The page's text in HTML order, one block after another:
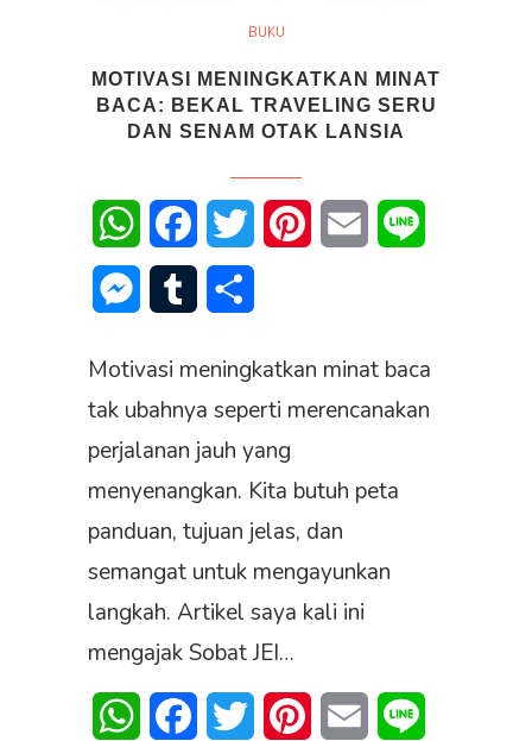
BUKU
MOTIVASI MENINGKATKAN MINAT
BACA: BEKAL TRAVELING SERU
DAN SENAM OTAK LANSIA
WhatsAppFacebookTwitter PinterestEmail
Messenger
Tumblr
Motivasi meningkatkan minat baca
tak ubahnya seperti merencanakan
perjalanan jauh yang
menyenangkan. Kita butuh peta
panduan, tujuan jelas, dan
semangat untuk mengayunkan
langkah. Artikel saya kali ini
mengajak Sobat JEI…
WhatsAppFacebookTwitter PinterestEmail